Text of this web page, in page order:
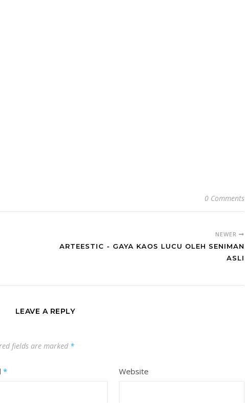
0 Comments
NEWER
ARTEESTIC - GAYA KAOS LUCU OLEH SENIMAN
ASLI
LEAVE A REPLY
fields are marked *
* Website